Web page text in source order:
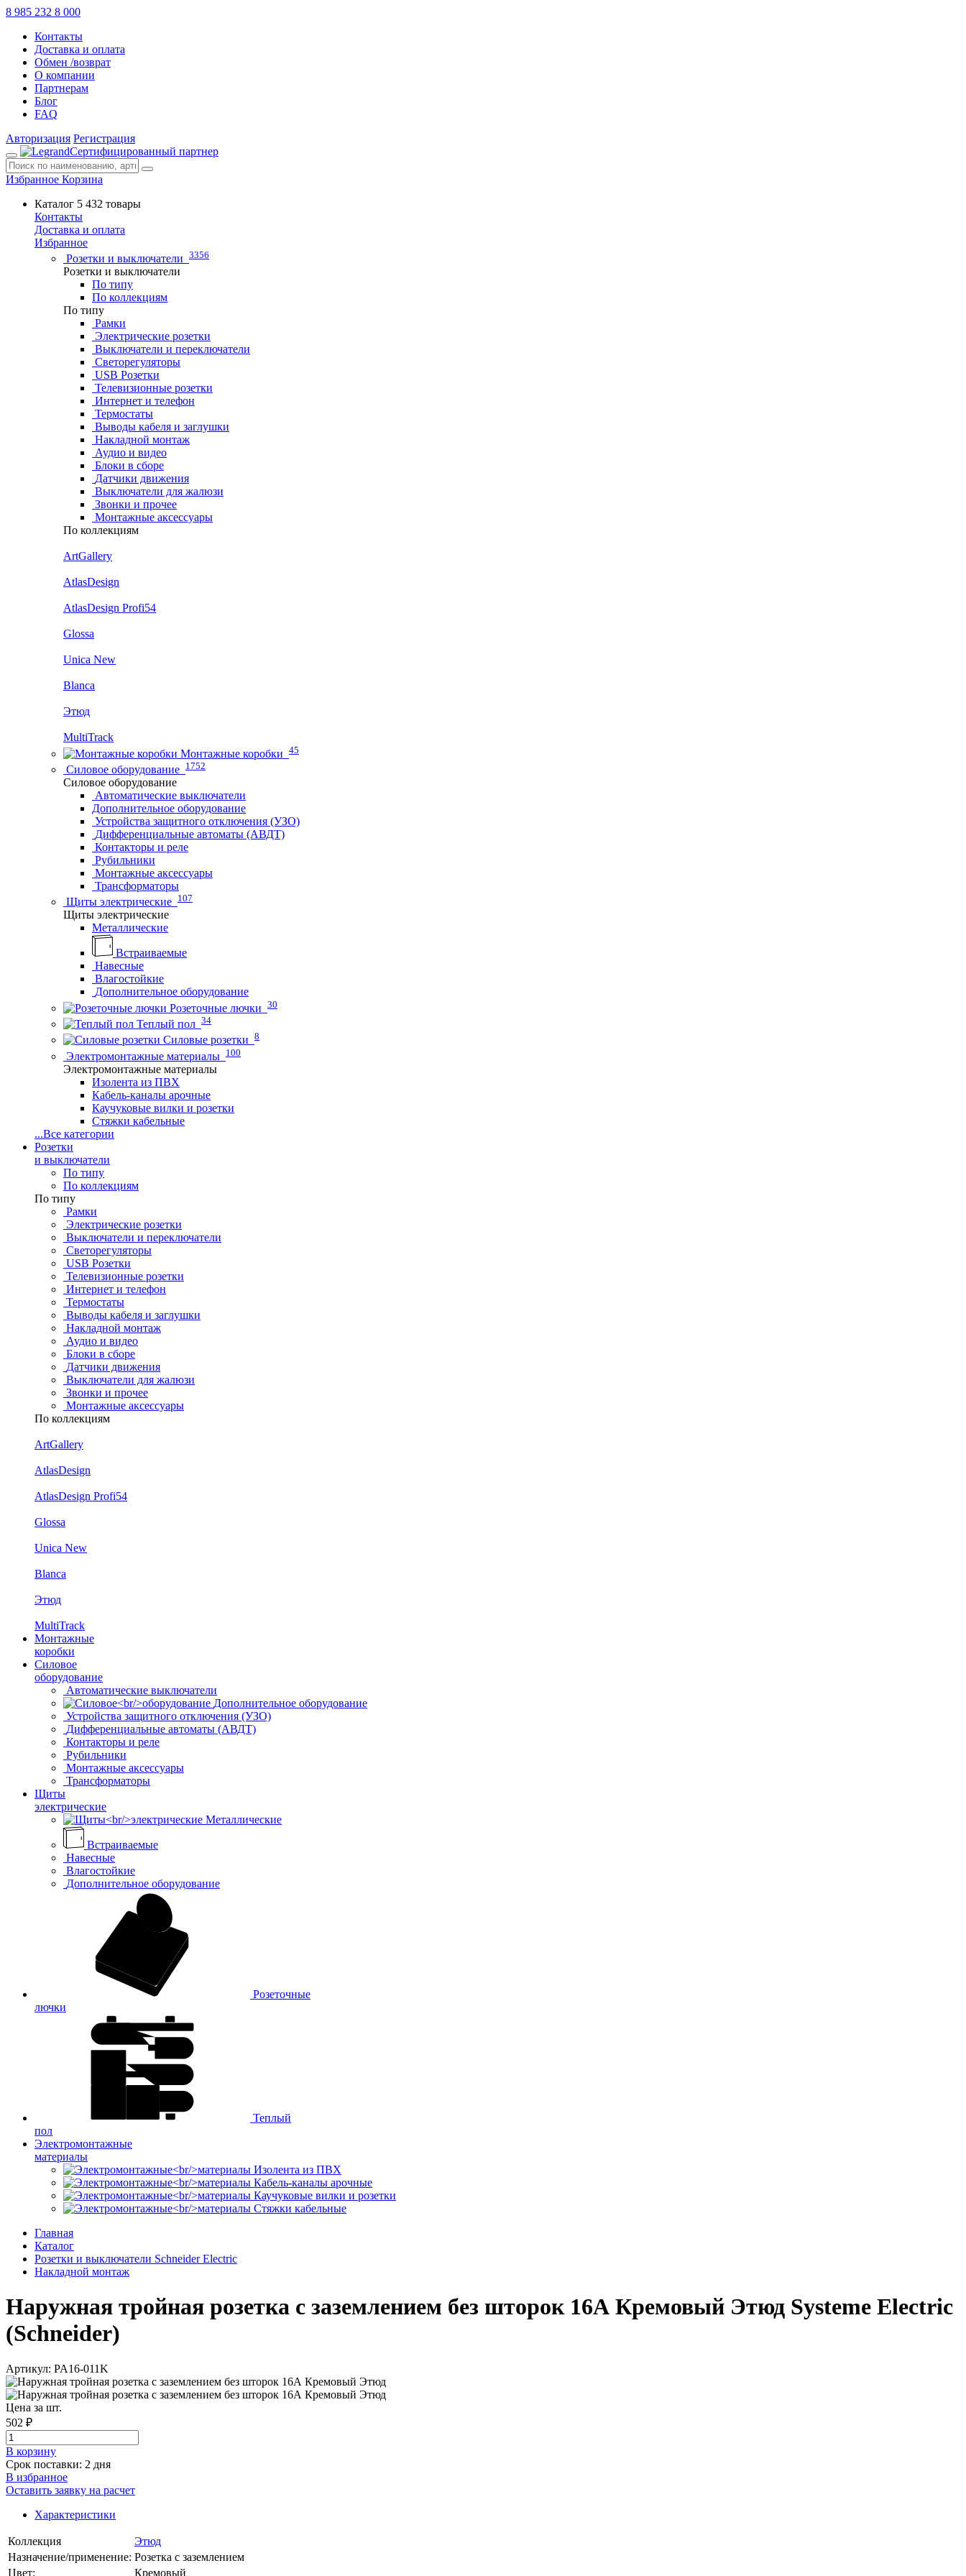
8 985 232 8 000
Контакты
Доставка и оплата
Обмен /возврат
О компании
Партнерам
Блог
FAQ
Авторизация Регистрация
Сертифицированный партнер
Избранное Корзина
Каталог 5 432 товары
Контакты
Доставка и оплата
Избранное
Розетки и выключатели 3356
Розетки и выключатели
По типу
По коллекциям
По типу
Рамки
Электрические розетки
Выключатели и переключатели
Светорегуляторы
USB Розетки
Телевизионные розетки
Интернет и телефон
Термостаты
Выводы кабеля и заглушки
Накладной монтаж
Аудио и видео
Блоки в сборе
Датчики движения
Выключатели для жалюзи
Звонки и прочее
Монтажные аксессуары
По коллекциям
ArtGallery
AtlasDesign
AtlasDesign Profi54
Glossa
Unica New
Blanca
Этюд
MultiTrack
Монтажные коробки 45
Силовое оборудование 1752
Силовое оборудование
Автоматические выключатели
Дополнительное оборудование
Устройства защитного отключения (УЗО)
Дифференциальные автоматы (АВДТ)
Контакторы и реле
Рубильники
Монтажные аксессуары
Трансформаторы
Щиты электрические 107
Щиты электрические
Металлические
Встраиваемые
Навесные
Влагостойкие
Дополнительное оборудование
Розеточные лючки 30
Теплый пол 34
Силовые розетки 8
Электромонтажные материалы 100
Электромонтажные материалы
Изолента из ПВХ
Кабель-каналы арочные
Каучуковые вилки и розетки
Стяжки кабельные
...Все категории
Розетки
и выключатели
По типу
По коллекциям
По типу
Рамки
Электрические розетки
Выключатели и переключатели
Светорегуляторы
USB Розетки
Телевизионные розетки
Интернет и телефон
Термостаты
Выводы кабеля и заглушки
Накладной монтаж
Аудио и видео
Блоки в сборе
Датчики движения
Выключатели для жалюзи
Звонки и прочее
Монтажные аксессуары
По коллекциям
ArtGallery
AtlasDesign
AtlasDesign Profi54
Glossa
Unica New
Blanca
Этюд
MultiTrack
Монтажные
коробки
Силовое
оборудование
Автоматические выключатели
Дополнительное оборудование
Устройства защитного отключения (УЗО)
Дифференциальные автоматы (АВДТ)
Контакторы и реле
Рубильники
Монтажные аксессуары
Трансформаторы
Щиты
электрические
Металлические
Встраиваемые
Навесные
Влагостойкие
Дополнительное оборудование
Розеточные
лючки
Теплый
пол
Электромонтажные
материалы
Изолента из ПВХ
Кабель-каналы арочные
Каучуковые вилки и розетки
Стяжки кабельные
Главная
Каталог
Розетки и выключатели Schneider Electric
Накладной монтаж
Наружная тройная розетка с заземлением без шторок 16А Кремовый Этюд Systeme Electric
(Schneider)
Артикул: PA16-011K
Цена за шт.
502 ₽
В корзинy
Срок поставки: 2 дня
В избранное
Оставить заявку на расчет
Характеристики
Коллекция
Этюд
Назначение/применение: Розетка с заземлением
Цвет:
Кремовый